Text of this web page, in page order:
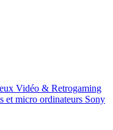
Vidéo & Retrogaming
et micro ordinateurs Sony